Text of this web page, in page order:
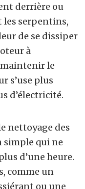
derrière ou
les serpentins,
de se dissiper
à
le
s’use plus
d’électricité.
nettoyage des
simple qui ne
d’une heure.
comme un
ou une